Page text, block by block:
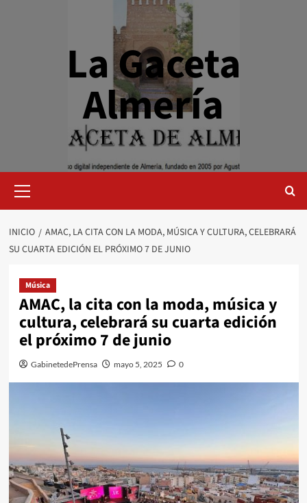
La Gaceta
Almería
primario
INICIO
AMAC, LA CITA CON LA MODA, MÚSICA Y CULTURA, CELEBRARÁ
SU CUARTA EDICIÓN EL PRÓXIMO 7 DE JUNIO
Música
AMAC, la cita con la moda, música y
cultura, celebrará su cuarta edición
el próximo 7 de junio
GabinetedePrensa mayo 5, 2025 0